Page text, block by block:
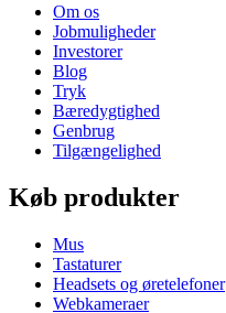
Om os
Jobmuligheder
Investorer
Blog
Tryk
Bæredygtighed
Genbrug
Tilgængelighed
Køb produkter
Mus
Tastaturer
Headsets og øretelefoner
Webkameraer